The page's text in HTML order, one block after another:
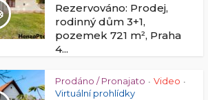
Rezervováno: Prodej,
rodinný dům 3+1,
pozemek 721 m², Praha
4...
Prodáno / Pronajato • Video •
Virtuální prohlídky